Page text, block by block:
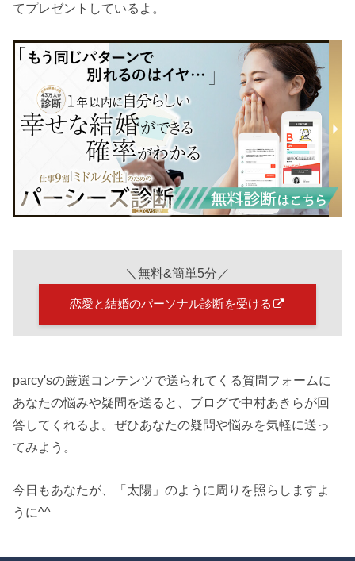
てプレゼントしているよ。
＼無料&簡単5分／
恋愛と結婚のパーソナル診断を受ける
parcy'sの厳選コンテンツで送られてくる質問フォームに
あなたの悩みや疑問を送ると、ブログで中村あきらが回
答してくれるよ。ぜひあなたの疑問や悩みを気軽に送っ
てみよう。
今日もあなたが、「太陽」のように周りを照らしますよ
うに^^